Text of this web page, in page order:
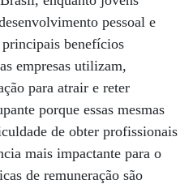
pessoal e
benefícios
empresas utilizam,
para atrair e reter
porque essas mesmas
de obter profissionais
mais impactante para o
de remuneração são